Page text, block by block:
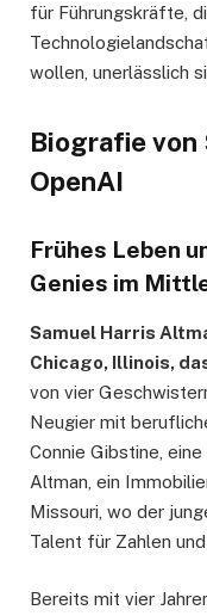
für Führungskräfte,
wollen, unerlässlich
Biografie von
OpenAI
Frühes Leben
Genies im
Samuel Harris
Chicago, Illinois,
von vier
Neugier mit
Connie Gibstine,
Altman, ein
Missouri, wo der
Talent für Zahlen
Bereits mit vier